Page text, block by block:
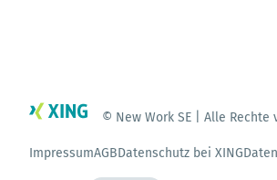
© New Work SE | Alle Rechte
ImpressumAGBDatenschutz bei XING